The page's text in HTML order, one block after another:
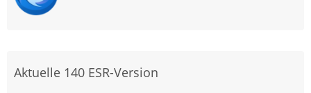
Aktuelle 140 ESR-Version